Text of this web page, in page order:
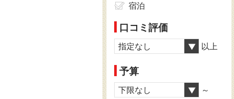
宿泊
口コミ評価
指定なし 以上
予算
下限なし ～